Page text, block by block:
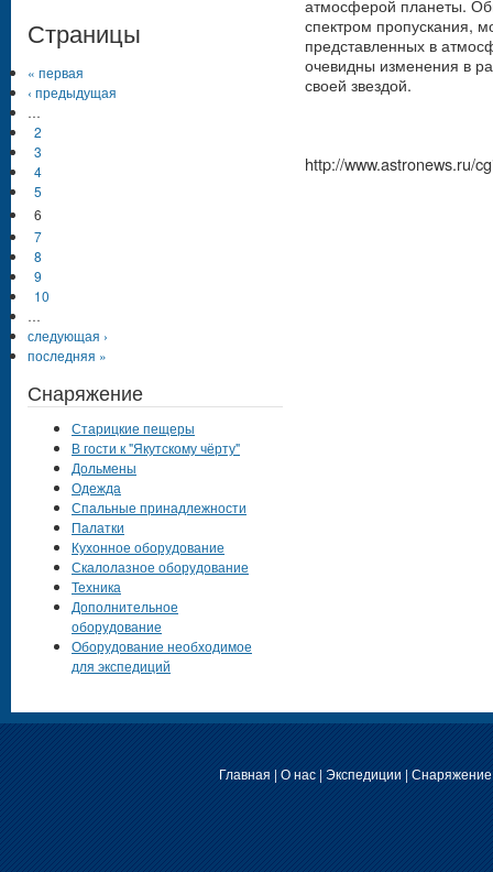
атмосферой планеты.
спектром пропускания,
представленных в
очевидны изменения в
своей звездой.
http://www.astronews.ru/
Страницы
« первая
‹ предыдущая
…
2
3
4
5
6
7
8
9
10
…
следующая ›
последняя »
Снаряжение
Старицкие пещеры
В гости к "Якутскому чёрту"
Дольмены
Одежда
Спальные принадлежности
Палатки
Кухонное оборудование
Скалолазное оборудование
Техника
Дополнительное
оборудование
Оборудование необходимое
для экспедиций
Главная | О нас| Экспедиции | Снаряжение